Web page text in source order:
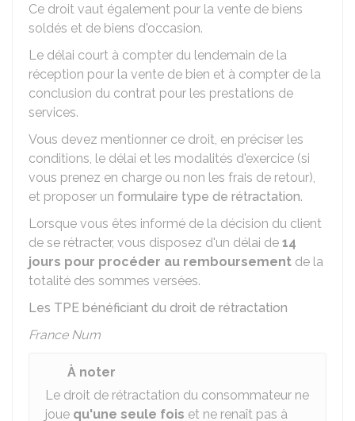
Ce droit vaut également pour la vente de biens
soldés et de biens d'occasion.
Le délai court à compter du lendemain de la
réception pour la vente de bien et à compter de la
conclusion du contrat pour les prestations de
services.
Vous devez mentionner ce droit, en préciser les
conditions, le délai et les modalités d'exercice (si
vous prenez en charge ou non les frais de retour),
et proposer un formulaire type de rétractation.
Lorsque vous êtes informé de la décision du client
de se rétracter, vous disposez d'un délai de 14
jours pour procéder au remboursement de la
totalité des sommes versées.
Les TPE bénéficiant du droit de rétractation
France Num
À noter
Le droit de rétractation du consommateur ne
joue qu'une seule fois et ne renaît pas à